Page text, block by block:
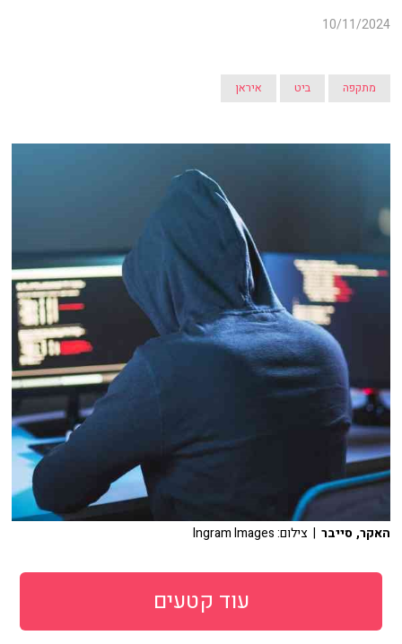
10/11/2024
מתקפה ביט איראן
האקר, סייבר | צילום: Ingram Images
עוד קטעים